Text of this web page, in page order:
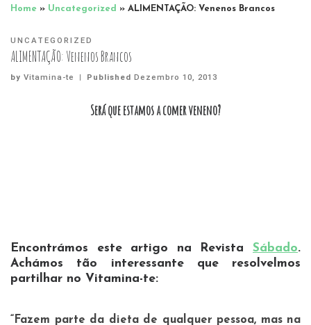
Home » Uncategorized » ALIMENTAÇÃO: Venenos Brancos
UNCATEGORIZED
ALIMENTAÇÃO: Venenos Brancos
by Vitamina-te | PublishedDezembro 10, 2013
Será que estamos a comer veneno?
Encontrámos este artigo na Revista Sábado.
Achámos tão interessante que resolvelmos
partilhar no Vitamina-te:
“Fazem parte da dieta de qualquer pessoa, mas na